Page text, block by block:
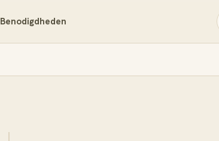
Benodigdheden